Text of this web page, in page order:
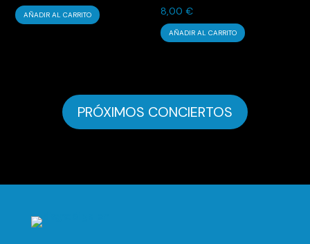
AÑADIR AL CARRITO
8,00€
AÑADIR AL CARRITO
PRÓXIMOS CONCIERTOS